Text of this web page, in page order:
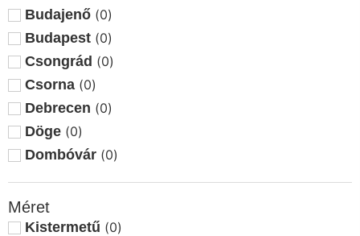
Budajenő (0)
Budapest (0)
Csongrád (0)
Csorna (0)
Debrecen (0)
Döge (0)
Dombóvár (0)
Eger
Eplény (0)
Méret
Kistermetű (0)